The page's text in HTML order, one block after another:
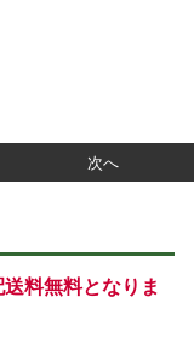
次へ